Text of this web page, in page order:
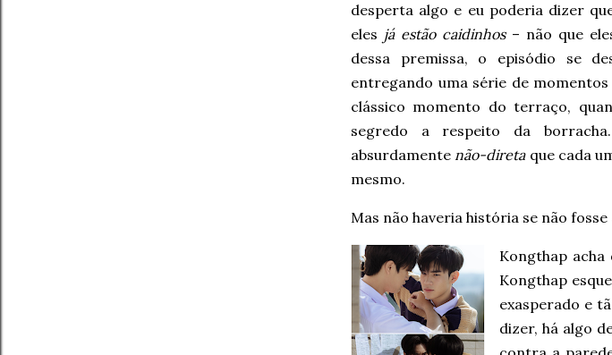
desperta algo e eu poderia dizer
eles já estão caidinhos – não que
dessa premissa, o episódio se
entregando uma série de
clássico momento do terraço,
segredo a respeito da
absurdamentenão-direta que cada
mesmo.
Mas não haveria história se não fosse
Kongthap acha
Kongthap
exasperado e
dizer, há algo